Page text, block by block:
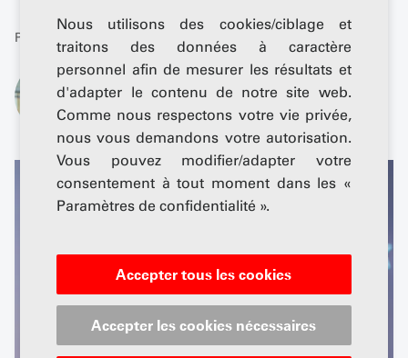
Nous utilisons des cookies/ciblage et
traitons des données à caractère
personnel afin de mesurer les résultats et
d'adapter le contenu de notre site web.
Comme nous respectons votre vie privée,
nous vous demandons votre autorisation.
Vous pouvez modifier/adapter votre
consentement à tout moment dans les «
Paramètres de confidentialité ».
Accepter tous les cookies
Accepter les cookies nécessaires
Publié: 08 octobre 2025
De
Jürg A. Stettler